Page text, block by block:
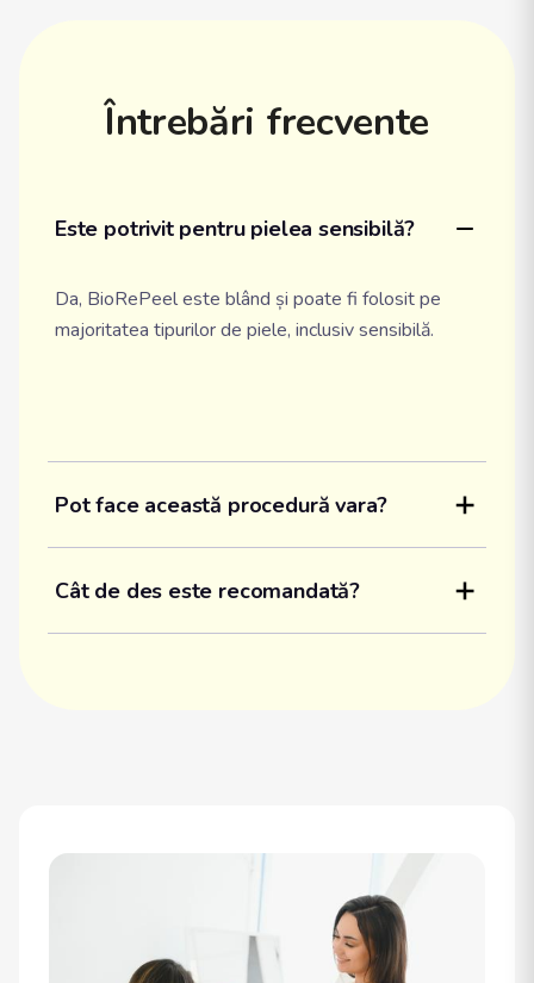
Întrebări frecvente
Este potrivit pentru pielea sensibilă?
Da, BioRePeel este blând și poate fi folosit pe
majoritatea tipurilor de piele, inclusiv sensibilă.
Pot face această procedură vara?
Cât de des este recomandată?